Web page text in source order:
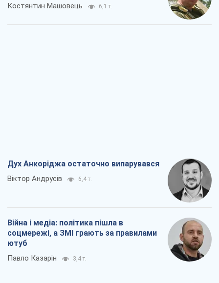
Костянтин Машовець 6,1 т.
Дух Анкоріджа остаточно випарувався
Віктор Андрусів 6,4 т.
Війна і медіа: політика пішла в
соцмережі, а ЗМІ грають за правилами
ютуб
Павло Казарін 3,4 т.